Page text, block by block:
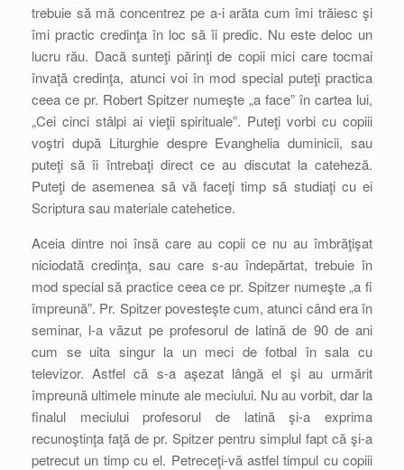
trebuie să mă concentrez pe a-i arăta cum îmi trăiesc şi
îmi practic credinţa în loc să îi predic. Nu este deloc un
lucru rău. Dacă sunteţi părinţi de copii mici care tocmai
învaţă credinţa, atunci voi în mod special puteţi practica
ceea ce pr. Robert Spitzer numeşte „a face” în cartea lui,
„Cei cinci stâlpi ai vieţii spirituale”. Puteţi vorbi cu copiii
voştri după Liturghie despre Evanghelia duminicii, sau
puteţi să îi întrebaţi direct ce au discutat la cateheză.
Puteţi de asemenea să vă faceţi timp să studiaţi cu ei
Scriptura sau materiale catehetice.
Aceia dintre noi însă care au copii ce nu au îmbrăţişat
niciodată credinţa, sau care s-au îndepărtat, trebuie în
mod special să practice ceea ce pr. Spitzer numeşte „a fi
împreună”. Pr. Spitzer povesteşte cum, atunci când era în
seminar, l-a văzut pe profesorul de latină de 90 de ani
cum se uita singur la un meci de fotbal în sala cu
televizor. Astfel că s-a aşezat lângă el şi au urmărit
împreună ultimele minute ale meciului. Nu au vorbit, dar la
finalul meciului profesorul de latină şi-a exprima
recunoştinţa faţă de pr. Spitzer pentru simplul fapt că şi-a
petrecut un timp cu el. Petreceţi-vă astfel timpul cu copiii